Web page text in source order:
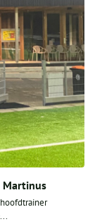
Martinus